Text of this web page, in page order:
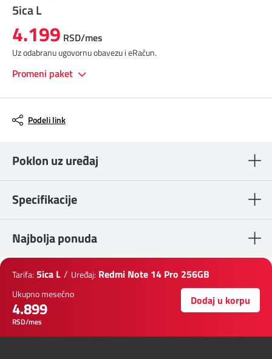
5ica L
4.199 RSD/mes
Uz odabranu ugovornu obavezu i eRačun.
Promeni paket
Podeli link
Poklon uz uređaj
Specifikacije
Najbolja ponuda
Tarifa: 5ica L / Uređaj: Redmi Note 14 Pro 256GB
Ukupno mesečno
4.899
RSD/mes
Dodaj u korpu